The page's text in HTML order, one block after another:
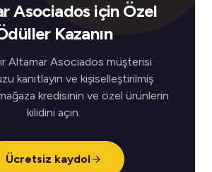
Asociados için Özel
Kazanın
Altamar Asociados müşterisi
kanıtlayın ve kişiselleştirilmiş
kredisinin ve özel ürünlerin
kilidini açın.
Ücretsiz kaydol